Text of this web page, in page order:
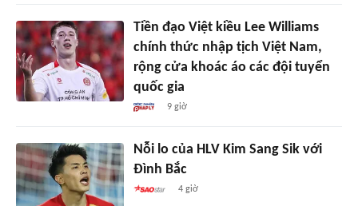
Tiền đạo Việt kiều Lee Williams
chính thức nhập tịch Việt Nam,
rộng cửa khoác áo các đội tuyển
quốc gia
9 giờ
Nỗi lo của HLV Kim Sang Sik với
Đình Bắc
4 giờ